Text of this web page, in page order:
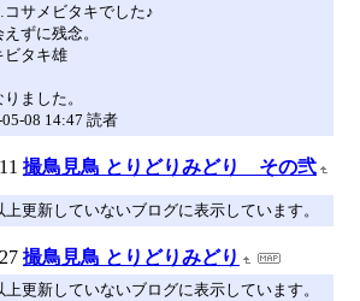
サメビタキでした♪
ずに残念。
ビタキ雄
ました。
08 14:47 読者
撮鳥見鳥 とりどりみどり その弐
上更新していないブログに表示しています。
撮鳥見鳥 とりどりみどり
上更新していないブログに表示しています。